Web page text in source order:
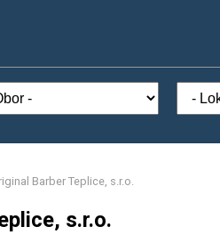
Barber Teplice, s.r.o.
s.r.o.